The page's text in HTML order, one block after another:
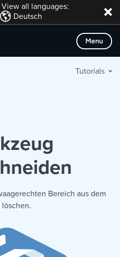
View all languages:
Deutsch
Menu
Tutorials
Bereich aus dem
löschen.